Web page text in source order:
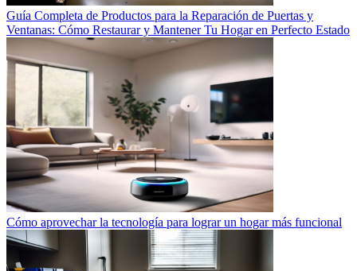
Guía Completa de Productos para la Reparación de Puertas y
Ventanas: Cómo Restaurar y Mantener Tu Hogar en Perfecto Estado
Cómo aprovechar la tecnología para lograr un hogar más funcional